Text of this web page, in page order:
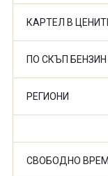
КАРТЕЛ В
ПО СКЪП
РЕГИОНИ
СВОБОДНО